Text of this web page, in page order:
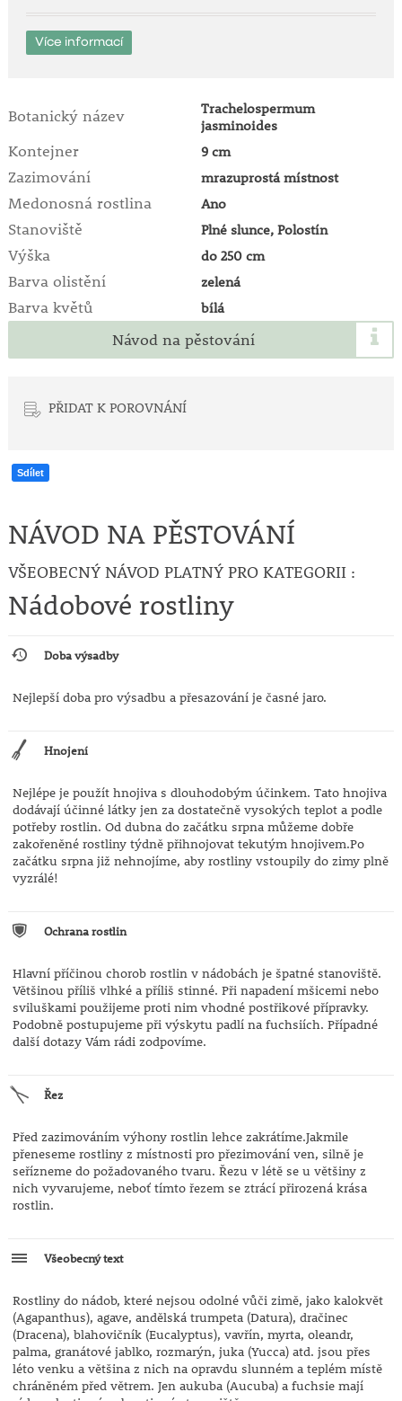
jarních mrazících.
Více informací
Botanický název
Trachelospermum
jasminoides
Kontejner 9 cm
Zazimování mrazuprostá místnost
Medonosná rostlina Ano
Stanoviště Plné slunce, Polostín
Výška do 250 cm
Barva olistění zelená
Barva květů bílá
Návod na pěstování
PŘIDAT K POROVNÁNÍ
Sdílet
NÁVOD NA PĚSTOVÁNÍ
VŠEOBECNÝ NÁVOD PLATNÝ PRO KATEGORII :
Nádobové rostliny
Doba výsadby
Nejlepší doba pro výsadbu a přesazování je časné jaro.
Hnojení
Nejlépe je použít hnojiva s dlouhodobým účinkem. Tato hnojiva
dodávají účinné látky jen za dostatečně vysokých teplot a podle
potřeby rostlin. Od dubna do začátku srpna můžeme dobře
zakořeněné rostliny týdně přihnojovat tekutým hnojivem.Po
začátku srpna již nehnojíme, aby rostliny vstoupily do zimy plně
vyzrálé!
Ochrana rostlin
Hlavní příčinou chorob rostlin v nádobách je špatné stanoviště.
Většinou příliš vlhké a příliš stinné. Při napadení mšicemi nebo
sviluškami použijeme proti nim vhodné postřikové přípravky.
Podobně postupujeme při výskytu padlí na fuchsiích. Případné
další dotazy Vám rádi zodpovíme.
Řez
Před zazimováním výhony rostlin lehce zakrátíme.Jakmile
přeneseme rostliny z místnosti pro přezimování ven, silně je
seřízneme do požadovaného tvaru. Řezu v létě se u většiny z
nich vyvarujeme, neboť tímto řezem se ztrácí přirozená krása
rostlin.
Všeobecný text
Rostliny do nádob, které nejsou odolné vůči zimě, jako kalokvět
(Agapanthus), agave, andělská trumpeta (Datura), dračinec
(Dracena), blahovičník (Eucalyptus), vavřín, myrta, oleandr,
palma, granátové jablko, rozmarýn, juka (Yucca) atd. jsou přes
léto venku a většina z nich na opravdu slunném a teplém místě
chráněném před větrem. Jen aukuba (Aucuba) a fuchsie mají